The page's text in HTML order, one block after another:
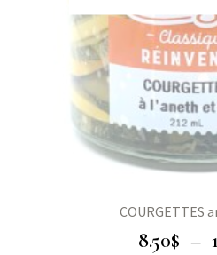
COURGETTES
8.50$ –